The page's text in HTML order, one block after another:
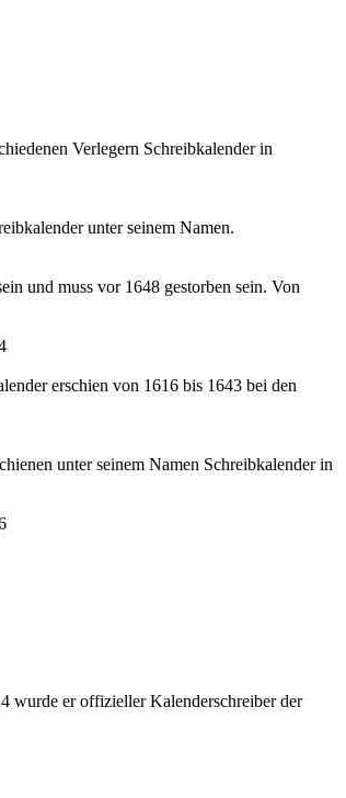
Verlegern Schreibkalender in
unter seinem Namen.
und muss vor 1648 gestorben sein. Von
erschien von 1616 bis 1643 bei den
unter seinem Namen Schreibkalender in
wurde er offizieller Kalenderschreiber der